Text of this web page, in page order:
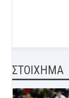
ΣΤΟΙΧΗΜΑ